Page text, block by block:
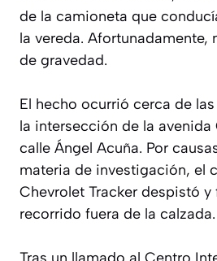
de la camioneta que
la vereda. Afortunadamente,
de gravedad.
El hecho ocurrió cerca de
la intersección de la avenida
calle Ángel Acuña. Por
materia de investigación, el
Chevrolet Tracker despistó y
recorrido fuera de la calzada.